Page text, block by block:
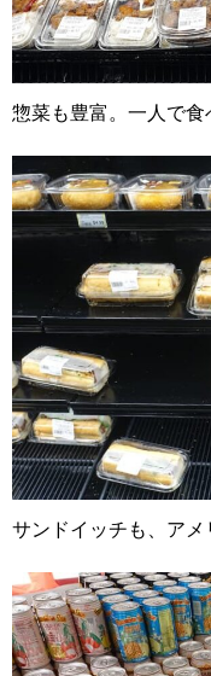
惣菜も豊富。一人で食
サンドイッチも、アメ